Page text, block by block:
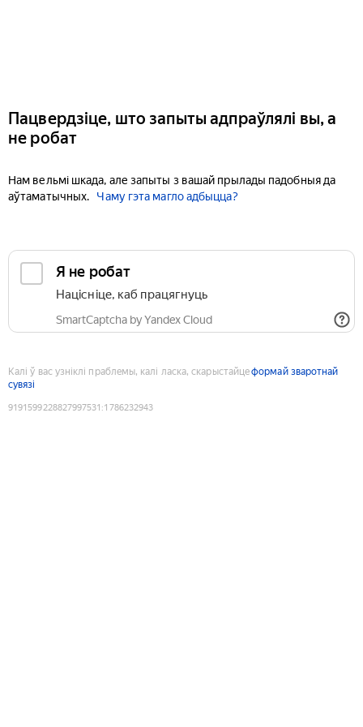
Пацвердзіце, што запыты адпраўлялі вы, а
не робат
Нам вельмі шкада, але запыты з вашай прылады падобныя да
аўтаматычных.
Чаму гэта магло адбыцца?
Я не робат
Націсніце, каб працягнуць
SmartCaptcha by Yandex Cloud
Калі ў вас узніклі праблемы, калі ласка, скарыстайцеформай зваротнай
сувязі
9191599228827997531 :1786232943